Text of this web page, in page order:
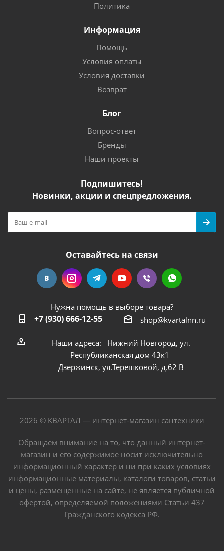
Политика
Информация
Помощь
Условия оплаты
Условия доставки
Возврат
Блог
Вопрос-ответ
Бренды
Наши проекты
Подпишитесь!
Новинки, акции и спецпредложения.
Оставайтесь на связи
Нужна помощь в выборе товара?
+7 (930) 666-12-55 shop@kvartalnn.ru
Наши адреса: Нижний Новгород, ул.
Республиканская дом 43к1
Дзержинск, ул.Терешковой, д.62 В
2026 © КВАРТАЛ — интернет-магазин сантехники
Обращаем внимание на то, что данный интернет-
магазин и его содержимое носит исключительно
информационный характер и ни при каких условиях
информационные материалы, каталоги товаров, статьи
и цены, размещенные на сайте, не является публичной
офертой, определяемой положениями Статьи 437
Гражданского кодекса РФ.